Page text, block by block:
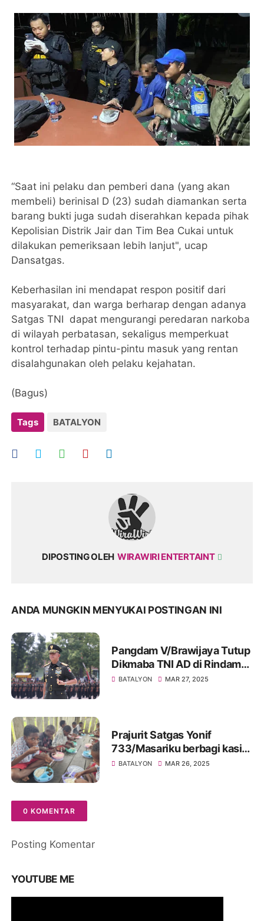
“Saat ini pelaku dan pemberi dana (yang akan
membeli) berinisal D (23) sudah diamankan serta
barang bukti juga sudah diserahkan kepada pihak
Kepolisian Distrik Jair dan Tim Bea Cukai untuk
dilakukan pemeriksaan lebih lanjut", ucap
Dansatgas.
Keberhasilan ini mendapat respon positif dari
masyarakat, dan warga berharap dengan adanya
Satgas TNI dapat mengurangi peredaran narkoba
di wilayah perbatasan, sekaligus memperkuat
kontrol terhadap pintu-pintu masuk yang rentan
disalahgunakan oleh pelaku kejahatan.
(Bagus)
Tags BATALYON
DIPOSTING OLEH WIRAWIRI ENTERTAINT
ANDA MUNGKIN MENYUKAI POSTINGAN INI
Pangdam V/Brawijaya Tutup
Dikmaba TNI AD di Rindam
Secaba Jember
BATALYON MAR 27, 2025
Prajurit Satgas Yonif
733/Masariku berbagi kasih
dengan membagikan Makan
BATALYON MAR 26, 2025
0 KOMENTAR
Posting Komentar
YOUTUBE ME